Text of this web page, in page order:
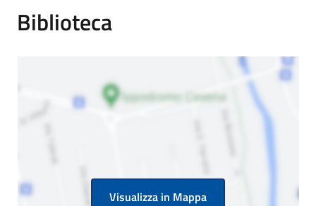
Biblioteca
Visualizza in Mappa